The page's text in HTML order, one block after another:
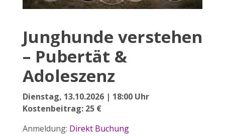
Junghunde verstehen
– Pubertät &
Adoleszenz
Dienstag, 13.10.2026 | 18:00 Uhr
Kostenbeitrag: 25 €
Anmeldung: Direkt Buchung